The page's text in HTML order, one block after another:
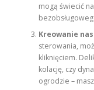
mogą świecić
Kreowanie
sterowania,
kliknięciem.
kolację, czy
ogrodzie –